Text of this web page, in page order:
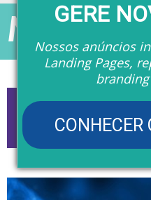
GERE
Nossos anúncios
Landing Pages,
Matérias